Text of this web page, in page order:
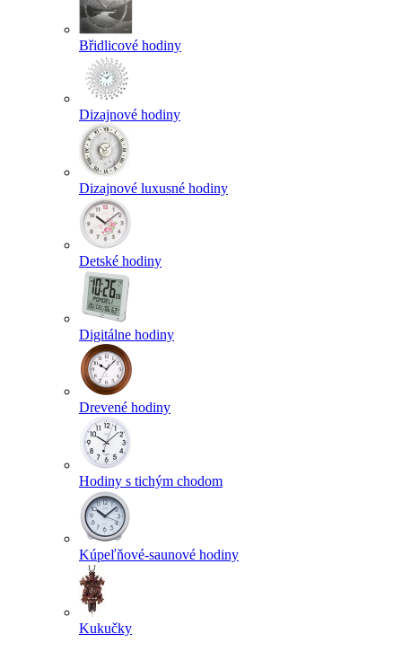
Břidlicové hodiny
Dizajnové hodiny
Dizajnové luxusné hodiny
Detské hodiny
Digitálne hodiny
Drevené hodiny
Hodiny s tichým chodom
Kúpeľňové-saunové hodiny
Kukučky